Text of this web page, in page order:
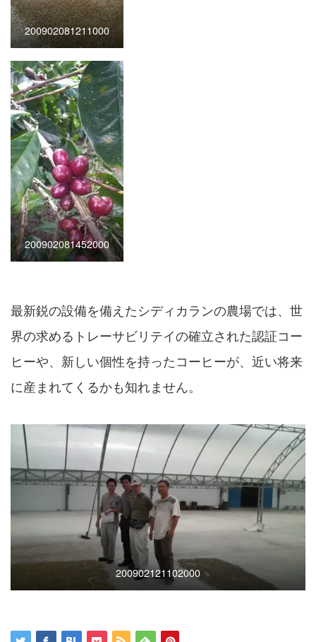
200902081211000
200902081452000
最新鋭の設備を備えたシディカランの農場では、世
界の求めるトレーサビリテイの確立された認証コー
ヒーや、新しい個性を持ったコーヒーが、近い将来
に産まれてくるかも知れません。
200902121102000